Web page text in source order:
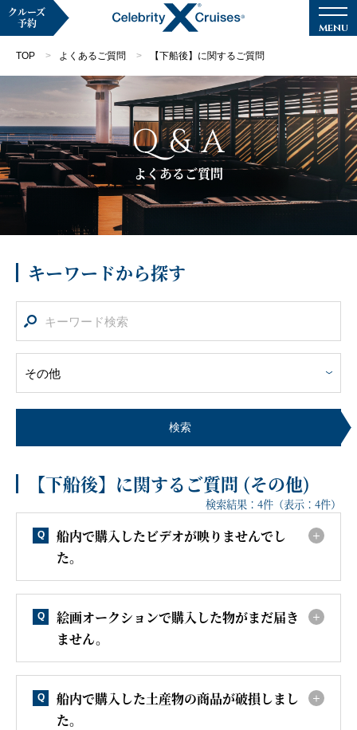
マイページ メルマガ登録
クルーズ検索
船内へようこそ
客船のご案内
トピックス パンフレット
ご予約後の流れ お問い合わせ
よくあるご質問
セレブリティクルーズの世
界
クルーズ
予約
TOP よくあるご質問 【下船後】に関するご質問
Q & A
よくあるご質問
キーワードから探す
検索
【下船後】に関するご質問 (その他)
検索結果： 4件（表示： 4件）
Q
船内で購入したビデオが映りませんでし
た。
Q
絵画オークションで購入した物がまだ届き
ません。
Q
船内で購入した土産物の商品が破損しまし
た。